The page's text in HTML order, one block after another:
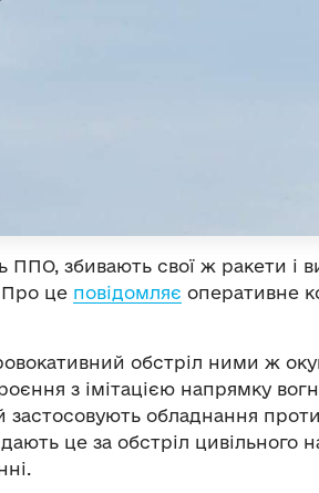
ППО, збивають свої ж ракети і
Про це повідомляє оперативне
обстріл ними ж
з імітацією напрямку
обладнання
це за обстріл цивільного